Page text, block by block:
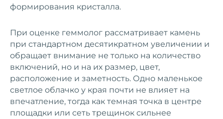
формирования кристалла.
При оценке геммолог рассматривает камень
при стандартном десятикратном увеличении и
обращает внимание не только на количество
включений, но и на их размер, цвет,
расположение и заметность. Одно маленькое
светлое облачко у края почти не влияет на
впечатление, тогда как темная точка в центре
площадки или сеть трещинок сильнее